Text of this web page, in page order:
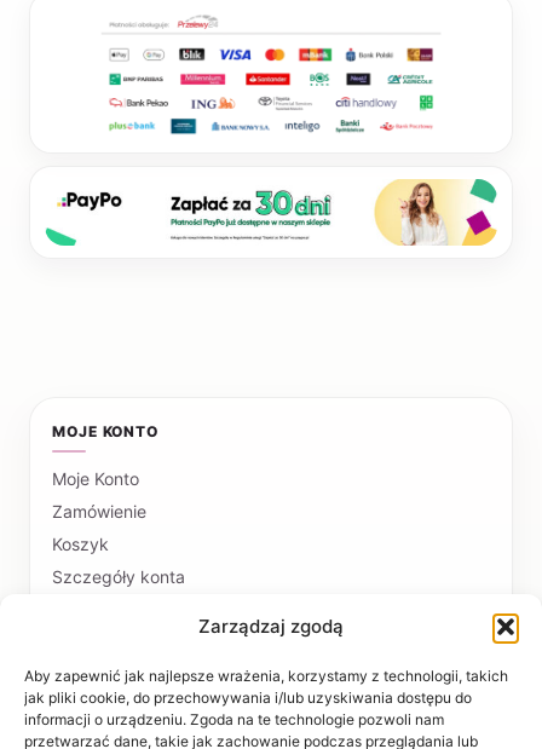
Zarządzaj zgodą
Aby zapewnić jak najlepsze wrażenia, korzystamy z technologii, takich
jak pliki cookie, do przechowywania i/lub uzyskiwania dostępu do
informacji o urządzeniu. Zgoda na te technologie pozwoli nam
przetwarzać dane, takie jak zachowanie podczas przeglądania lub
MOJE KONTO
Moje Konto
Zamówienie
Koszyk
Szczegóły konta
PŁATNOŚCI I DOSTAWA
Formy płatności
Czas realizacji i koszty dostawy